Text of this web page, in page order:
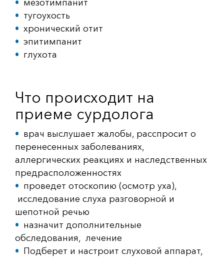
мезотимпанит
тугоухость
хронический отит
эпитимпанит
глухота
Что происходит на
приеме сурдолога
врач выслушает жалобы, расспросит о
перенесенных заболеваниях,
аллергических реакциях и наследственных
предрасположенностях
проведет отоскопию (осмотр уха),
исследование слуха разговорной и
шепотной речью
назначит дополнительные
обследования, лечение
Подберет и настроит слуховой аппарат,